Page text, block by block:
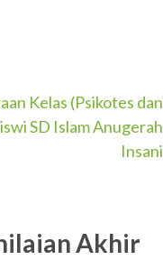
Kelas (Psikotes dan
SD Islam Anugerah
Insani
Akhir